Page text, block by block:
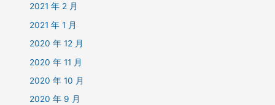
2021 年 2 月
2021 年 1 月
2020 年 12 月
2020 年 11 月
2020 年 10 月
2020 年 9 月